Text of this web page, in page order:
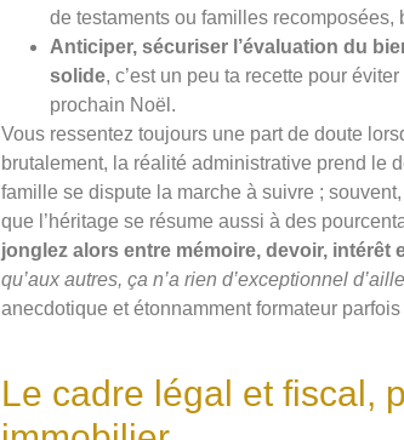
de testaments ou familles recomposées,
Anticiper, sécuriser l’évaluation du
solide, c’est un peu ta recette pour
prochain Noël.
Vous ressentez toujours une part de doute
brutalement, la réalité administrative prend le
famille se dispute la marche à suivre ;
que l’héritage se résume aussi à des
jonglez alors entre mémoire, devoir, intérêt
qu’aux autres, ça n’a rien d’exceptionnel
anecdotique et étonnamment formateur
Le cadre légal et fiscal,